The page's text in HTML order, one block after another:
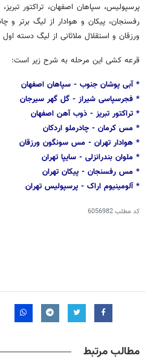
پرسپولیس، سپاهان اصفهان، تراکتور
رفسنجان، پیکان و هوادار از لیگ برتر و
ورزقان و استقلال ملاثانی از لیگ دسته
قرعه کشی این مرحله به شرح زیر است:
* آبی پوشان جنوب - سپاهان اصفهان
* فجرسپاسی شیراز - گل گهر سیرجان
* تراکتور تبریز - ذوب آهن اصفهان
* مس کرمان - چادرملو اردکان
* هوادار تهران - مس سونگون ورزقان
* ملوان بندرانزلی - سایپا تهران
* مس رفسنجان - پیکان تهران
* آلومینیوم اراک - پرسپولیس تهران
کد مطلب6056982
مطالب مرتبط